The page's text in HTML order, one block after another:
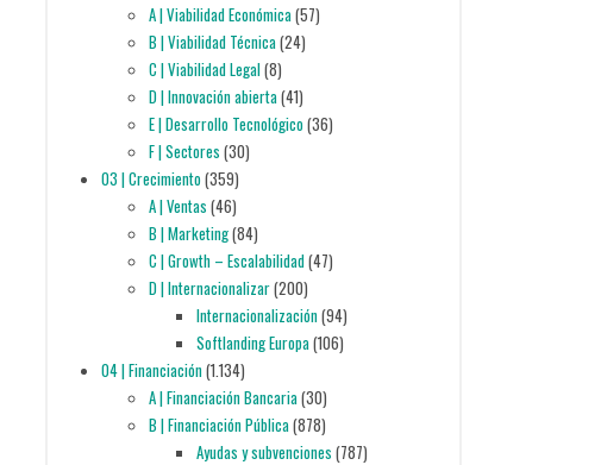
A | Viabilidad Económica(57)
B | Viabilidad Técnica(24)
C | Viabilidad Legal(8)
D | Innovación abierta(41)
E | Desarrollo Tecnológico(36)
F | Sectores (30)
03 | Crecimiento(359)
A | Ventas (46)
B | Marketing(84)
C | Growth – Escalabilidad(47)
D | Internacionalizar(200)
Internacionalización(94)
Softlanding Europa(106)
04 | Financiación(1.134)
A | Financiación Bancaria(30)
B | Financiación Pública(878)
Ayudas y subvenciones (787)